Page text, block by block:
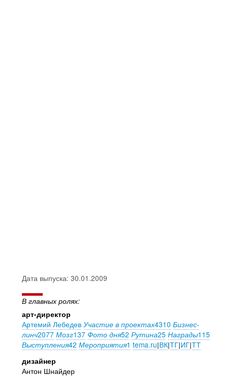
Дата выпуска: 30.01.2009
В главных ролях:
арт-директор
Артемий Лебедев Участие в проектах4310 Бизнес-
линч2077 Мозг137 Фото дня52 Рутина25 Награды115
Выступления42 Мероприятия1 tema.ru|ВК|ТГ|ИГ|ТТ
дизайнер
Антон Шнайдер